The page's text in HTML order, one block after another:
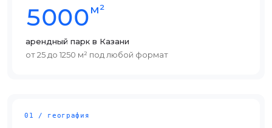
5000м²
арендный парк в Казани
от 25 до 1250 м² под любой формат
01 / география